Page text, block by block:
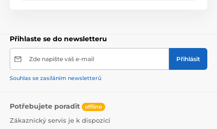
Přihlaste se do newsletteru
Zde napište váš e-mail Přihlásit
Souhlas se zasíláním newsletterů
Potřebujete poradit offline
Zákaznický servis je k dispozici